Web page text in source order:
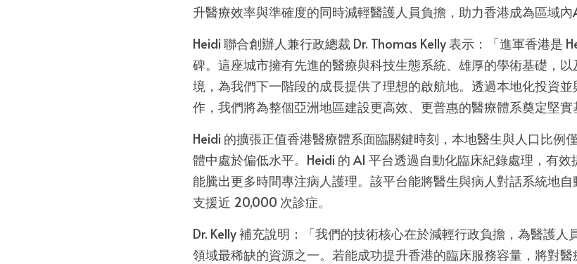
升醫療效率與準確度的同時減輕醫護人員負擔，助力香港成為區域內
Heidi 聯合創辦人兼行政總裁 Dr. Thomas Kelly 表示：「進軍香港是
碑。這座城市擁有先進的醫療與科技生態系統、雄厚的學術基礎，
境，為我們下一階段的成長提供了理想的啟航地。透過本地化投資
作，我們將為整個亞洲地區建設更高效、更普惠的醫療體系奠定堅實
Heidi 的擴張正值香港醫療體系面臨關鍵時刻，本地醫生與人口比例
體中處於偏低水平。Heidi 的 AI 平台透過自動化臨床紀錄處理，有
能騰出更多時間專注病人護理。該平台能將醫生與病人對話系統地
支援近 20,000 次診症。
Dr. Kelly 補充說明：「我們的技術核心在於減輕行政負擔，為醫護
領域最稀缺的資源之一。若能成功提升香港的臨床服務容量，將對